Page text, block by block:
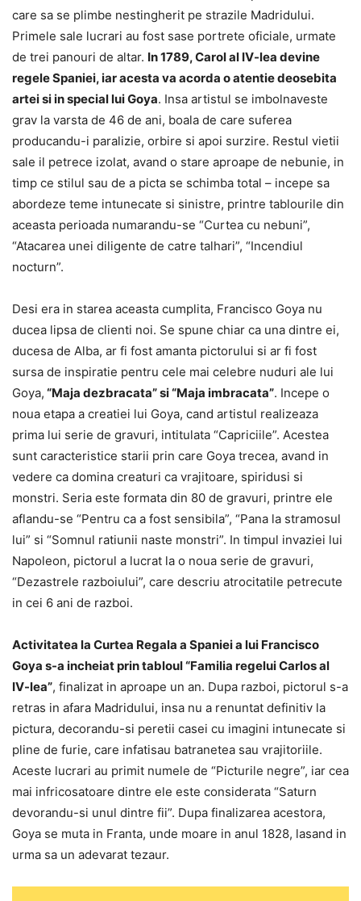
care sa se plimbe nestingherit pe strazile Madridului.
Primele sale lucrari au fost sase portrete oficiale, urmate
de trei panouri de altar. In 1789, Carol al IV-lea devine
regele Spaniei, iar acesta va acorda o atentie deosebita
artei si in special lui Goya. Insa artistul se imbolnaveste
grav la varsta de 46 de ani, boala de care suferea
producandu-i paralizie, orbire si apoi surzire. Restul vietii
sale il petrece izolat, avand o stare aproape de nebunie, in
timp ce stilul sau de a picta se schimba total – incepe sa
abordeze teme intunecate si sinistre, printre tablourile din
aceasta perioada numarandu-se “Curtea cu nebuni”,
“Atacarea unei diligente de catre talhari”, “Incendiul
nocturn”.
Desi era in starea aceasta cumplita, Francisco Goya nu
ducea lipsa de clienti noi. Se spune chiar ca una dintre ei,
ducesa de Alba, ar fi fost amanta pictorului si ar fi fost
sursa de inspiratie pentru cele mai celebre nuduri ale lui
Goya, “Maja dezbracata” si “Maja imbracata”. Incepe o
noua etapa a creatiei lui Goya, cand artistul realizeaza
prima lui serie de gravuri, intitulata “Capriciile”. Acestea
sunt caracteristice starii prin care Goya trecea, avand in
vedere ca domina creaturi ca vrajitoare, spiridusi si
monstri. Seria este formata din 80 de gravuri, printre ele
aflandu-se “Pentru ca a fost sensibila”, “Pana la stramosul
lui” si “Somnul ratiunii naste monstri”. In timpul invaziei lui
Napoleon, pictorul a lucrat la o noua serie de gravuri,
“Dezastrele razboiului”, care descriu atrocitatile petrecute
in cei 6 ani de razboi.
Activitatea la Curtea Regala a Spaniei a lui Francisco
Goya s-a incheiat prin tabloul “Familia regelui Carlos al
IV-lea”, finalizat in aproape un an. Dupa razboi, pictorul s-a
retras in afara Madridului, insa nu a renuntat definitiv la
pictura, decorandu-si peretii casei cu imagini intunecate si
pline de furie, care infatisau batranetea sau vrajitoriile.
Aceste lucrari au primit numele de “Picturile negre”, iar cea
mai infricosatoare dintre ele este considerata “Saturn
devorandu-si unul dintre fii”. Dupa finalizarea acestora,
Goya se muta in Franta, unde moare in anul 1828, lasand in
urma sa un adevarat tezaur.